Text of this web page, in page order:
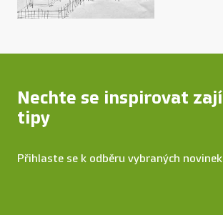
Nechte se inspirovat
tipy
Přihlaste se k odběru vybraných